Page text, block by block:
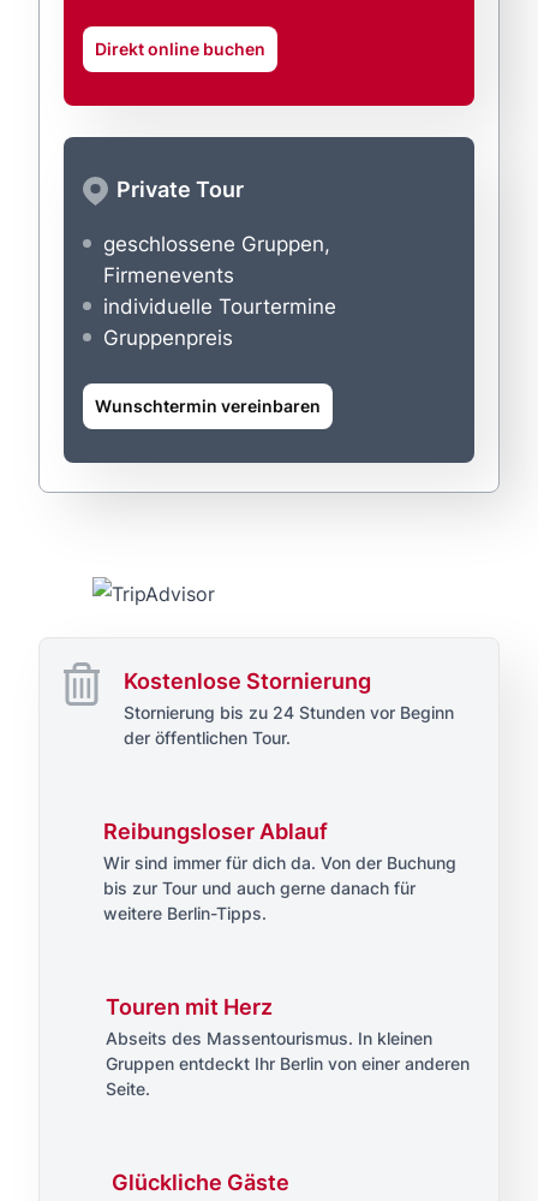
Direkt online buchen
Private Tour
geschlossene Gruppen,
Firmenevents
individuelle Tourtermine
Gruppenpreis
Wunschtermin vereinbaren
Kostenlose Stornierung
Stornierung bis zu 24 Stunden vor Beginn
der öffentlichen Tour.
Reibungsloser Ablauf
Wir sind immer für dich da. Von der Buchung
bis zur Tour und auch gerne danach für
weitere Berlin-Tipps.
Touren mit Herz
Abseits des Massentourismus. In kleinen
Gruppen entdeckt Ihr Berlin von einer anderen
Seite.
Glückliche Gäste